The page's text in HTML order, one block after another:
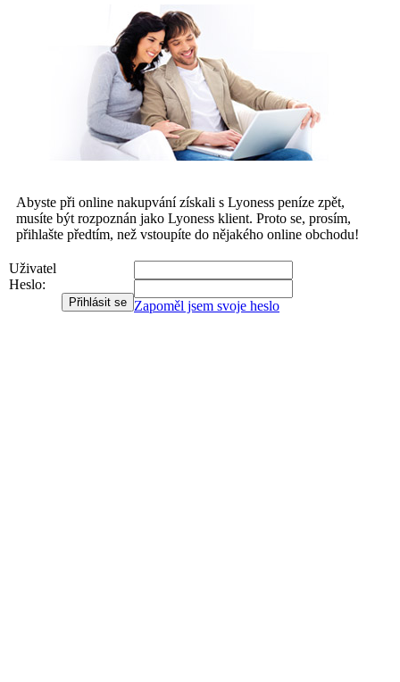
Abyste při online nakupvání získali s Lyoness peníze zpět,
musíte být rozpoznán jako Lyoness klient. Proto se, prosím,
přihlašte předtím, než vstoupíte do nějakého online obchodu!
Uživatel
Heslo:
Zapoměl jsem svoje heslo